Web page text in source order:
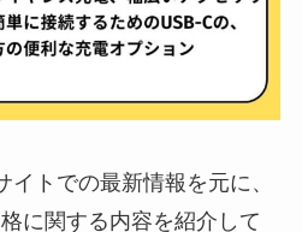
トでの最新情報を元に、
に関する内容を紹介して